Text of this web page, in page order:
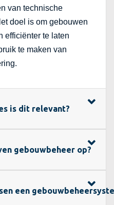
van technische
doel is om gebouwen
efficiënter te laten
te maken van
is dit relevant?
gebouwbeheer op?
een